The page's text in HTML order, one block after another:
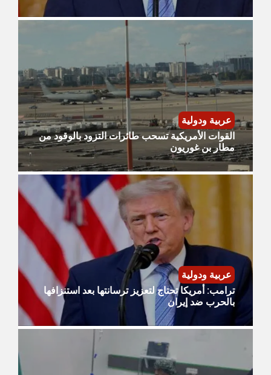
عربية ودولية
القوات الأمريكية تسحب طائرات التزود بالوقود من
مطار بن غوريون
عربية ودولية
ترامب: أمريكا تحتاج لتعزيز ترسانتها بعد استنزافها
بالحرب ضد إيران